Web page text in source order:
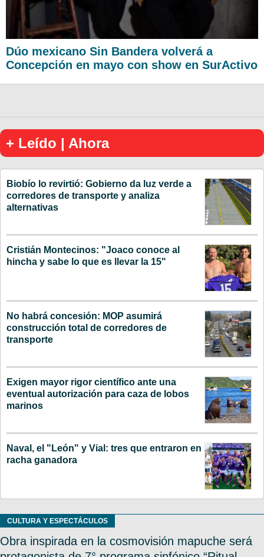
Dúo mexicano Sin Bandera volverá a
Concepción en mayo con show en SurActivo
+ Leído | Ahora
Biobío lo revirtió: Gobierno da luz verde a
corredores de transporte y analiza
alternativas
Cristián Montecinos: "Joaco conoce al
hincha y sabe lo que es llevar la 15"
No habrá concesión: MOP asumirá
construcción total de corredores de
transporte
Exigen mayor rigor científico ante una
eventual autorización para caza de lobos
marinos
Naval, el "León" y Vial: tres que entraron en
racha ganadora
CULTURA Y ESPECTÁCULOS
Obra inspirada en la cosmovisión mapuche será